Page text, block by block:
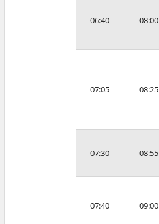
06:40 08:00
07:05 08:25
07:30 08:55
07:40 09:00